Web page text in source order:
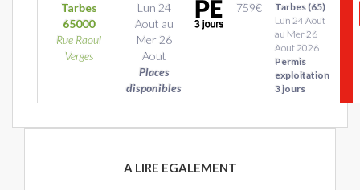
Tarbes
65000
Rue Raoul
Verges
Lun 24
Aout au
Mer 26
Aout
Places
disponibles
759€
Tarbes (65)
Lun 24 Aout
au Mer 26
Aout 2026
Permis
exploitation
3 jours
A LIRE EGALEMENT